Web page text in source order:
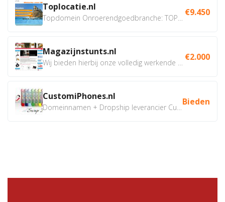
Toplocatie.nl €9.450
Magazijnstunts.nl €2.000
CustomiPhones.nl Bieden